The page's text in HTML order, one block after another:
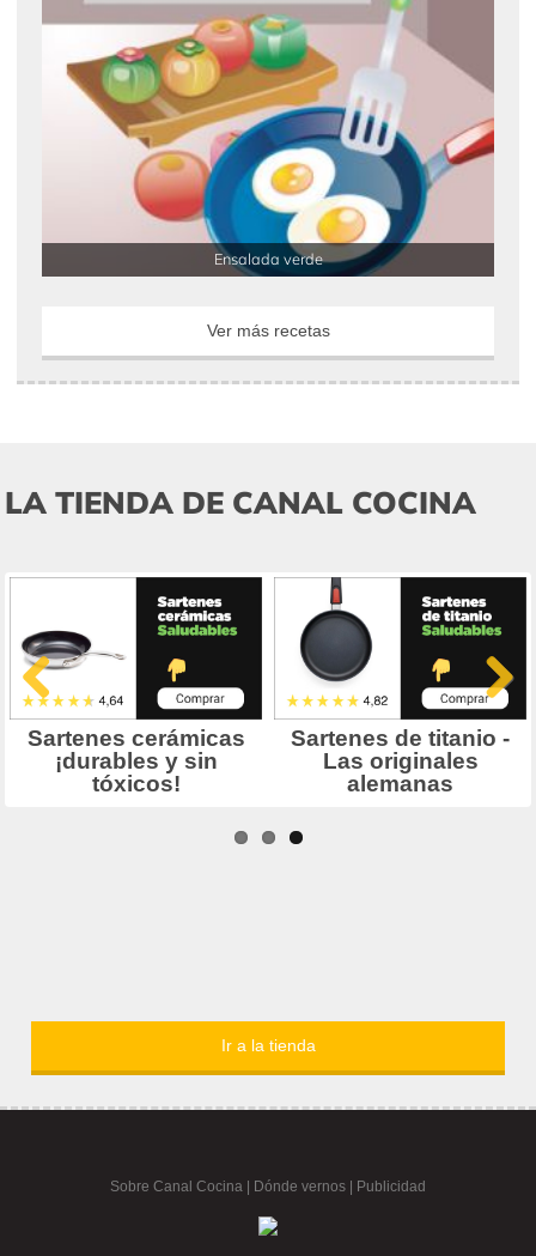
Ensalada verde
Ver más recetas
LA TIENDA DE CANAL COCINA
Ir a la tienda
Sobre Canal Cocina Dónde vernos | Publicidad